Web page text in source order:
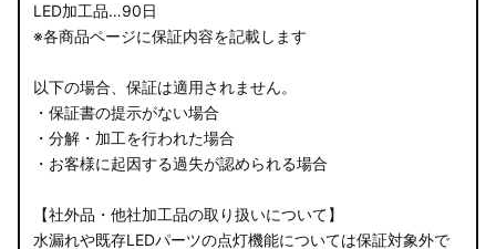
LED加工品…90日
※各商品ページに保証内容を記載します
以下の場合、保証は適用されません。
・保証書の提示がない場合
・分解・加工を行われた場合
・お客様に起因する過失が認められる場合
【社外品・他社加工品の取り扱いについて】
水漏れや既存LEDパーツの点灯機能については保証対象外で